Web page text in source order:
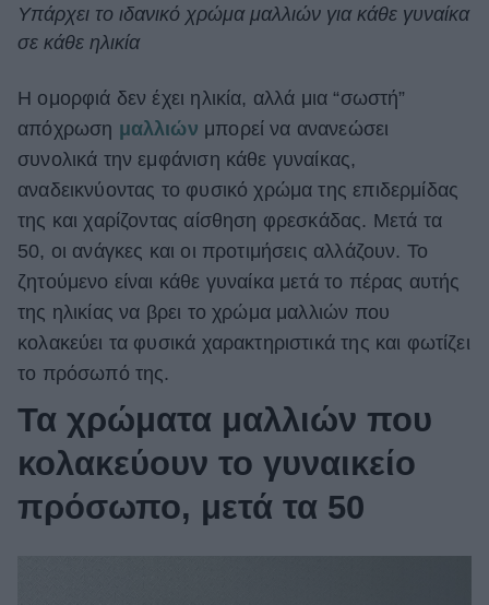
Deco
Green
Αφιερώματα
ΒΟΞ
Χωρίς Ταμπέλες
Hautes Grecians
Υπάρχει το ιδανικό χρώμα μαλλιών για κάθε γυναίκα
σε κάθε ηλικία
Η ομορφιά δεν έχει ηλικία, αλλά μια “σωστή”
απόχρωση μαλλιών μπορεί να ανανεώσει
συνολικά την εμφάνιση κάθε γυναίκας,
αναδεικνύοντας το φυσικό χρώμα της επιδερμίδας
της και χαρίζοντας αίσθηση φρεσκάδας. Μετά τα
50, οι ανάγκες και οι προτιμήσεις αλλάζουν. Το
ζητούμενο είναι κάθε γυναίκα μετά το πέρας αυτής
της ηλικίας να βρει το χρώμα μαλλιών που
κολακεύει τα φυσικά χαρακτηριστικά της και φωτίζει
το πρόσωπό της.
Τα χρώματα μαλλιών που
κολακεύουν το γυναικείο
πρόσωπο, μετά τα 50